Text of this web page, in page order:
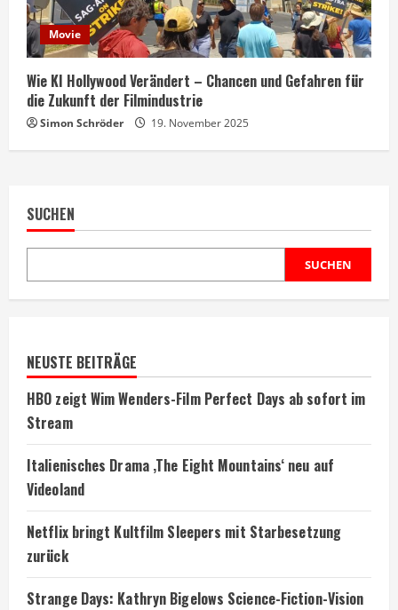
Movie
Wie KI Hollywood Verändert – Chancen und Gefahren für
die Zukunft der Filmindustrie
Simon Schröder 19. November 2025
SUCHEN
SUCHEN
NEUSTE BEITRÄGE
HBO zeigt Wim Wenders-Film Perfect Days ab sofort im
Stream
Italienisches Drama ‚The Eight Mountains‘ neu auf
Videoland
Netflix bringt Kultfilm Sleepers mit Starbesetzung
zurück
Strange Days: Kathryn Bigelows Science-Fiction-Vision